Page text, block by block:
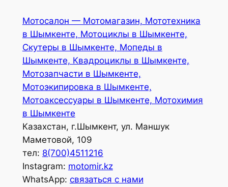
содержимому
Мотосалон — Мотомагазин, Мототехника
в Шымкенте, Мотоциклы в Шымкенте,
Скутеры в Шымкенте, Мопеды в
Шымкенте, Квадроциклы в Шымкенте,
Мотозапчасти в Шымкенте,
Мотоэкипировка в Шымкенте,
Мотоаксессуары в Шымкенте, Мотохимия
в Шымкенте
Казахстан, г.Шымкент, ул. Маншук
Маметовой, 109
тел: 8(700)4511216
Instagram: motomir.kz
WhatsApp: связаться с нами